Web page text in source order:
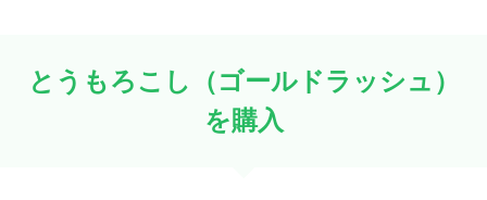
とうもろこし（ゴールドラッシュ）
を購入